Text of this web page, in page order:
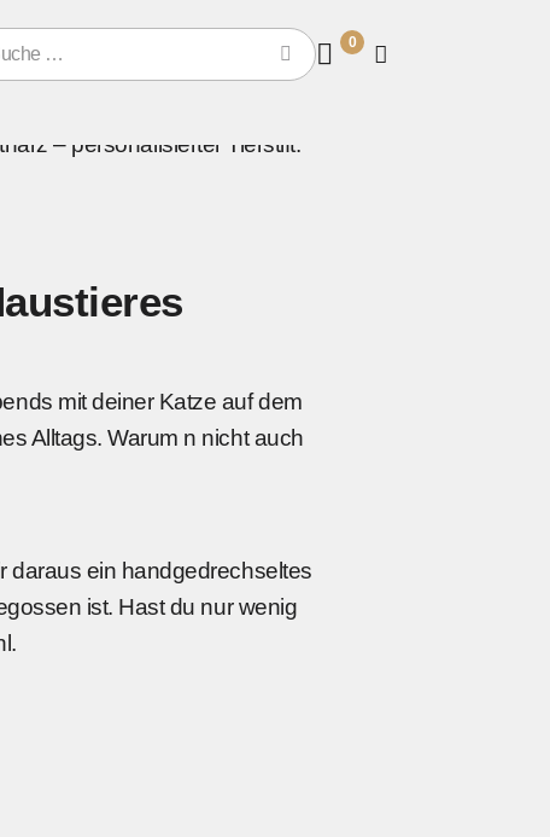
0
mit deiner Katze auf dem
Alltags. Warum n nicht auch
daraus ein handgedrechseltes
ist. Hast du nur wenig